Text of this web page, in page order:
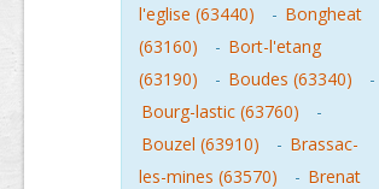
l'eglise (63440)
- Bongheat
(63160)
- Bort-l'etang
(63190)
- Boudes (63340)
-
Bourg-lastic (63760)
-
Bouzel (63910)
- Brassac-
les-mines (63570)
- Brenat